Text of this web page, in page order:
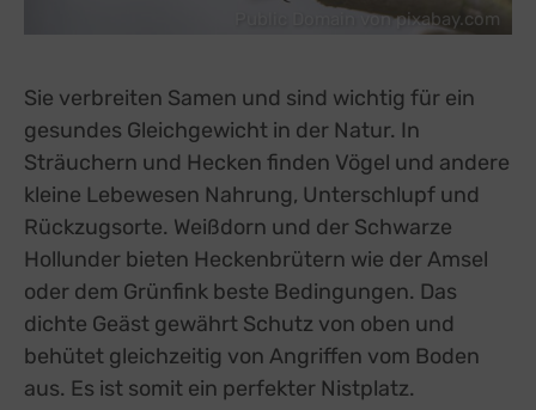
Public Domain von pixabay.com
Sie verbreiten Samen und sind wichtig für ein
gesundes Gleichgewicht in der Natur. In
Sträuchern und Hecken finden Vögel und andere
kleine Lebewesen Nahrung, Unterschlupf und
Rückzugsorte. Weißdorn und der Schwarze
Hollunder bieten Heckenbrütern wie der Amsel
oder dem Grünfink beste Bedingungen. Das
dichte Geäst gewährt Schutz von oben und
behütet gleichzeitig von Angriffen vom Boden
aus. Es ist somit ein perfekter Nistplatz.